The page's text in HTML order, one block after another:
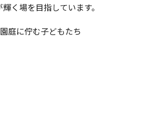
く場を目指しています。